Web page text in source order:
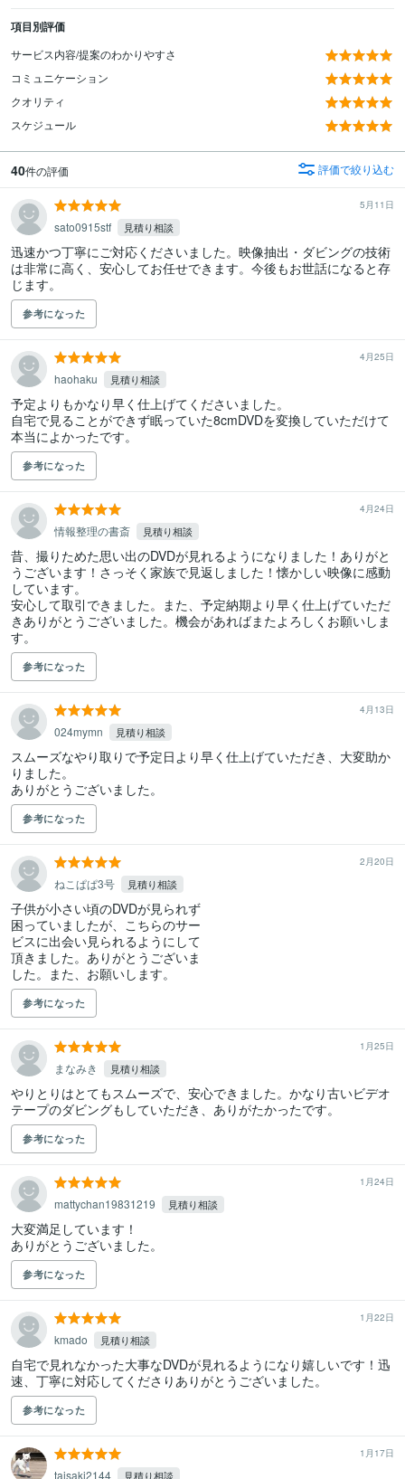
項目別評価
サービス内容/提案のわかりやすさ
コミュニケーション
クオリティ
スケジュール
40件の評価 評価で絞り込む
5月11日
sato0915stf 見積り相談
迅速かつ丁寧にご対応くださいました。映像抽出・ダビングの技術
は非常に高く、安心してお任せできます。今後もお世話になると存
じます。
参考になった
4月25日
haohaku 見積り相談
予定よりもかなり早く仕上げてくださいました。
自宅で見ることができず眠っていた8cmDVDを変換していただけて
本当によかったです。
参考になった
4月24日
情報整理の書斎 見積り相談
昔、撮りためた思い出のDVDが見れるようになりました！ありがと
うございます！さっそく家族で見返しました！懐かしい映像に感動
しています。
安心して取引できました。また、予定納期より早く仕上げていただ
きありがとうございました。機会があればまたよろしくお願いしま
す。
参考になった
4月13日
024mymn 見積り相談
スムーズなやり取りで予定日より早く仕上げていただき、大変助か
りました。
ありがとうございました。
参考になった
2月20日
ねこぱぱ3号 見積り相談
子供が小さい頃のDVDが見られず
困っていましたが、こちらのサー
ビスに出会い見られるようにして
頂きました。ありがとうございま
した。また、お願いします。
参考になった
1月25日
まなみき 見積り相談
やりとりはとてもスムーズで、安心できました。かなり古いビデオ
テープのダビングもしていただき、ありがたかったです。
参考になった
1月24日
mattychan19831219 見積り相談
大変満足しています！
ありがとうございました。
参考になった
1月22日
kmado 見積り相談
自宅で見れなかった大事なDVDが見れるようになり嬉しいです！迅
速、丁寧に対応してくださりありがとうございました。
参考になった
1月17日
taisaki2144 見積り相談